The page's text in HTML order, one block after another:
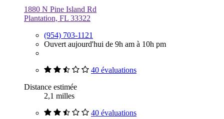
1880 N Pine Island Rd
Plantation, FL 33322
(954) 703-1121
Ouvert aujourd'hui de 9h am à 10h pm
40 évaluations
Distance estimée
2,1 milles
40 évaluations